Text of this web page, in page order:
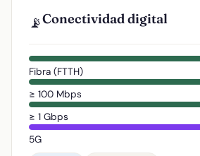
📡Conectividad digital
Fibra (FTTH)
≥ 100 Mbps
≥ 1 Gbps
5G